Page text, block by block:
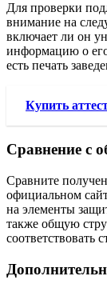
Для проверки
внимание на
включает ли он
информацию о
есть печать
Купить
Сравнение с
Сравните
официальном
на элементы
также общую
соответствовать